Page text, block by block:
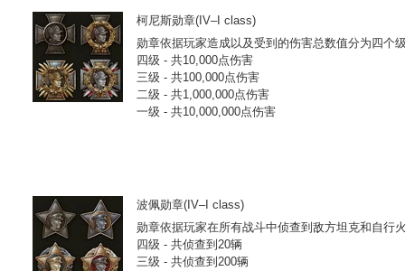
柯尼斯勋章(IV–I class)
勋章依据玩家造成以及受到的伤害总数值分为四个
四级 - 共10,000点伤害
三级 - 共100,000点伤害
二级 - 共1,000,000点伤害
一级 - 共10,000,000点伤害
波佩勋章(IV–I class)
勋章依据玩家在所有战斗中侦查到敌方坦克和自行
四级 - 共侦查到20辆
三级 - 共侦查到200辆